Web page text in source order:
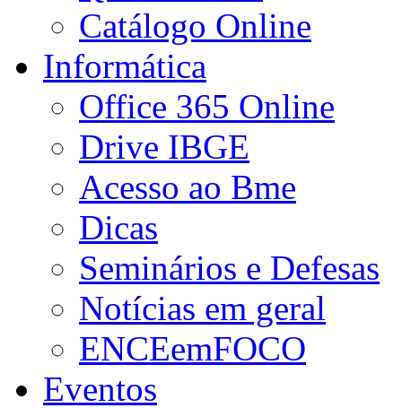
Catálogo Online
Informática
Office 365 Online
Drive IBGE
Acesso ao Bme
Dicas
Seminários e Defesas
Notícias em geral
ENCEemFOCO
Eventos